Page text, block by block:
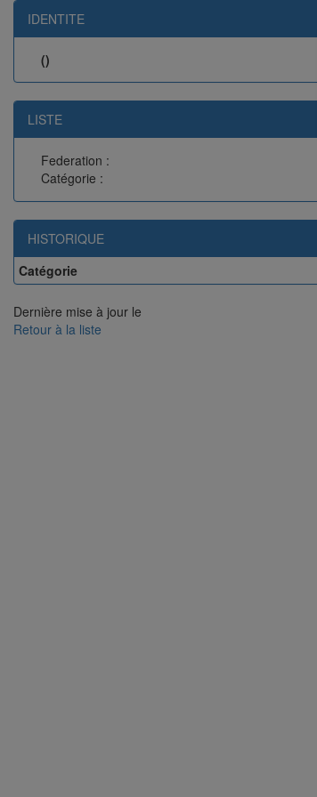
IDENTITE
()
LISTE
Federation :
Catégorie :
HISTORIQUE
Catégorie
Dernière mise à jour le
Retour à la liste